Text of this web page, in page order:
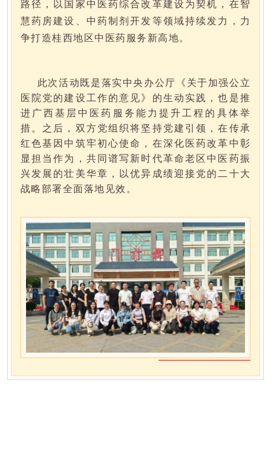
路径，以国家中医药综合改革建设为契机，在智
慧药房建设、中药制剂开发等领域持续发力，力
争打造桂西地区中医药服务新高地。
此次活动既是落实中央办公厅《关于加强公立
医院党的建设工作的意见》的生动实践，也是推
进广西基层中医药服务能力提升工程的具体举
措。 之后，双方党组织将坚持党建引领，在传承
红色基因中筑牢初心使命，在深化医药改革中彰
显担当作为，共同谱写新时代革命老区中医药振
兴发展的壮美华章，以优异成绩迎接党的二十大
战略部署全面落地见效。